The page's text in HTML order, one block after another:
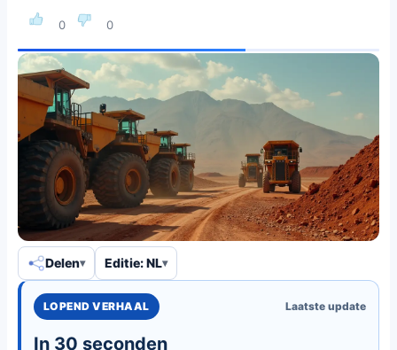
0 0
Delen Editie: NL
LOPEND VERHAAL Laatste update
In 30 seconden